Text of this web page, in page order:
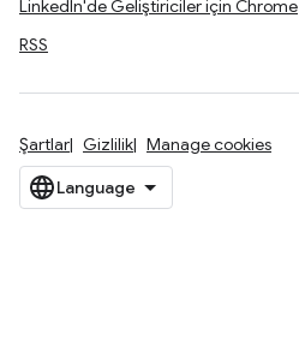
LinkedIn'de Geliştiriciler için Chrome
RSS
Şartlar Gizlilik Manage cookies